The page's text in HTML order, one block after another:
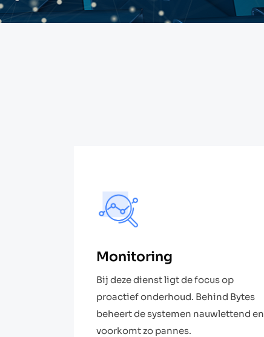
Monitoring​
Bij deze dienst ligt de focus op
proactief onderhoud. Behind Bytes
beheert de systemen nauwlettend en
voorkomt zo pannes.